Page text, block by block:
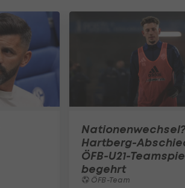
Nationenwechsel?
Hartberg-
ÖFB-U21-
begehrt
ÖFB-Team